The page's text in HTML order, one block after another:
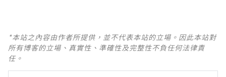
*本站之內容由作者所提供，並不代表本站的立場。因此本站對
所有博客的立場、真實性、準確性及完整性不負任何法律責
任。